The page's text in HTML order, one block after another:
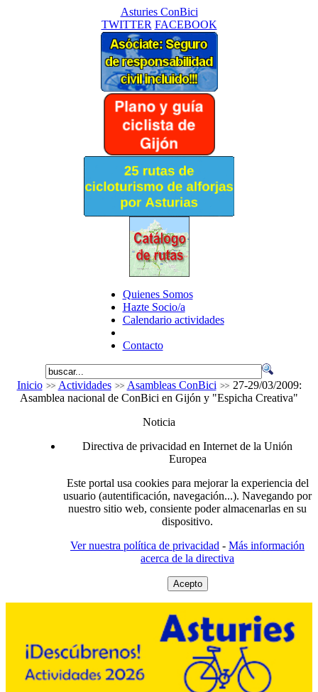
Asturies ConBici
TWITTER FACEBOOK
Quienes Somos
Hazte Socio/a
Calendario actividades
Contacto
Inicio Actividades Asambleas ConBici
27-29/03/2009:
Asamblea nacional de ConBici en Gijón y "Espicha Creativa"
Noticia
Directiva de privacidad en Internet de la Unión
Europea
Este portal usa cookies para mejorar la experiencia del
usuario (autentificación, navegación...). Navegando por
nuestro sitio web, consiente poder almacenarlas en su
dispositivo.
Ver nuestra política de privacidad - Más información
acerca de la directiva
Acepto